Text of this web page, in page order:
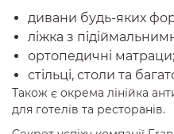
дивани будь-яких
ліжка з
ортопедичні матраци;
стільці, столи та
Також є окрема лінійка
для готелів та ресторанів.